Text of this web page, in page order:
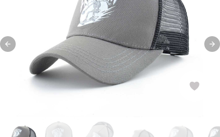
Previous slide